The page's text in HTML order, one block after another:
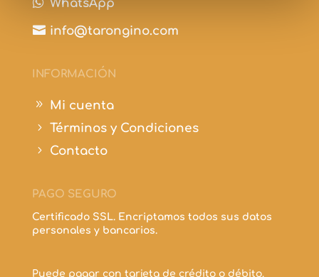
WhatsApp
 info@tarongino.com
INFORMACIÓN
9 Mi cuenta
5 Términos y Condiciones
5 Contacto
PAGO SEGURO
Certificado SSL. Encriptamos todos sus datos
personales y bancarios.
Puede pagar con tarjeta de crédito o débito.